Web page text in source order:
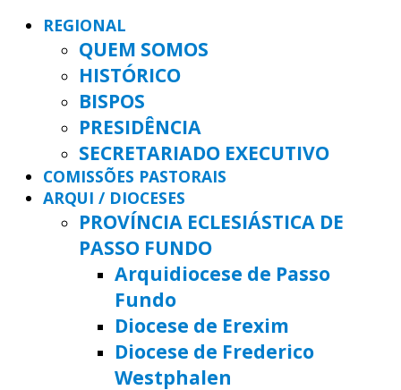
REGIONAL
QUEM SOMOS
HISTÓRICO
BISPOS
PRESIDÊNCIA
SECRETARIADO EXECUTIVO
COMISSÕES PASTORAIS
ARQUI / DIOCESES
PROVÍNCIA ECLESIÁSTICA DE
PASSO FUNDO
Arquidiocese de Passo
Fundo
Diocese de Erexim
Diocese de Frederico
Westphalen